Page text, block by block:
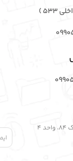
۵۳۳ )
۴